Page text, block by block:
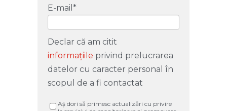
E-mail *
Declar că am citit
informațiile privind prelucrarea
datelor cu caracter personal în
scopul de a fi contactat
Aș dori să primesc actualizări cu privire